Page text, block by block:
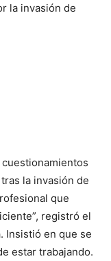
la invasión de
la invasión de
que
registró el
Insistió en que se
estar trabajando.